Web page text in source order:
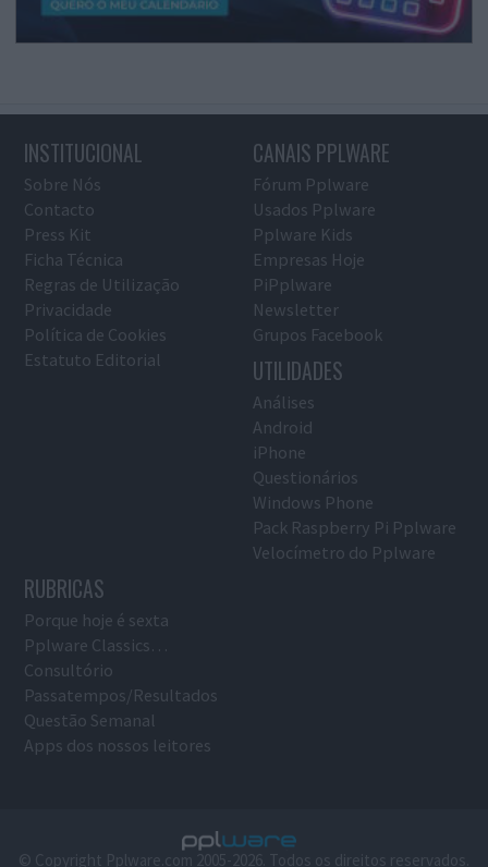
INSTITUCIONAL
Sobre Nós
Contacto
Press Kit
Ficha Técnica
Regras de Utilização
Privacidade
Política de Cookies
Estatuto Editorial
CANAIS PPLWARE
Fórum Pplware
Usados Pplware
Pplware Kids
Empresas Hoje
PiPplware
Newsletter
Grupos Facebook
UTILIDADES
Análises
Android
iPhone
Questionários
Windows Phone
Pack Raspberry Pi Pplware
Velocímetro do Pplware
RUBRICAS
Porque hoje é sexta
Pplware Classics…
Consultório
Passatempos/Resultados
Questão Semanal
Apps dos nossos leitores
© Copyright Pplware.com 2005-2026. Todos os direitos reservados.